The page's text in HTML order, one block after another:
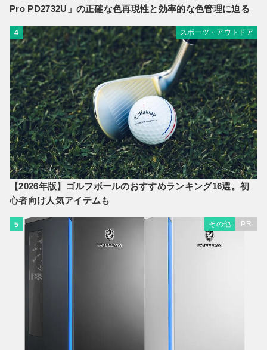
Pro PD2732U」の正確な色再現性と効率的な色管理に迫る
4 スポーツ・アウトドア
【2026年版】ゴルフボールのおすすめランキング16選。初
心者向け人気アイテムも
5 その他 PR